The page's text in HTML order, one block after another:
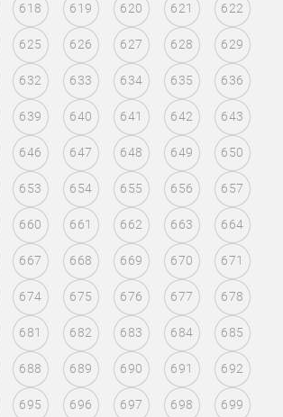
618 619 620 621 622
625 626 627 628 629
632 633 634 635 636
639 640 641 642 643
646 647 648 649 650
653 654 655 656 657
660 661 662 663 664
667 668 669 670 671
674 675 676 677 678
681 682 683 684 685
688 689 690 691 692
695 696 697 698 699